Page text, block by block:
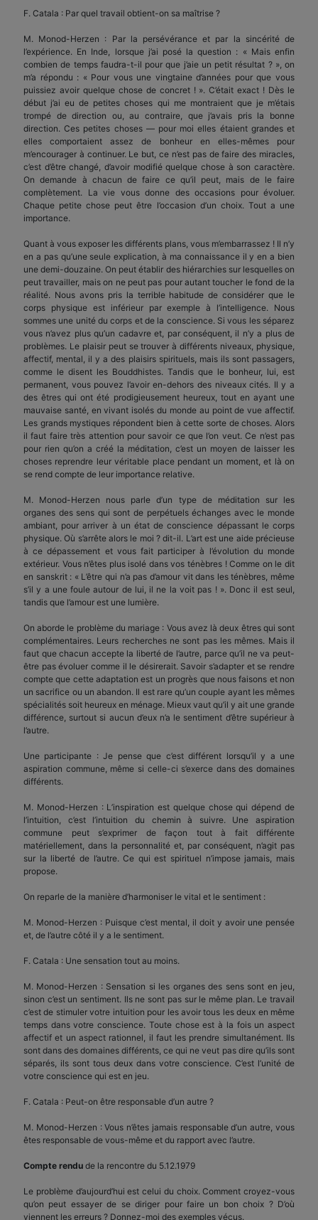
F. Catala : Par quel travail obtient-on sa maîtrise ?
M. Monod-Herzen : Par la persévérance et par la sincérité de
l’expérience. En Inde, lorsque j’ai posé la question : « Mais enfin
combien de temps faudra-t-il pour que j’aie un petit résultat ? », on
m’a répondu : « Pour vous une vingtaine d’années pour que vous
puissiez avoir quelque chose de concret ! ». C’était exact ! Dès le
début j’ai eu de petites choses qui me montraient que je m’étais
trompé de direction ou, au contraire, que j’avais pris la bonne
direction. Ces petites choses — pour moi elles étaient grandes et
elles comportaient assez de bonheur en elles-mêmes pour
m’encourager à continuer. Le but, ce n’est pas de faire des miracles,
c’est d’être changé, d’avoir modifié quelque chose à son caractère.
On demande à chacun de faire ce qu’il peut, mais de le faire
complètement. La vie vous donne des occasions pour évoluer.
Chaque petite chose peut être l’occasion d’un choix. Tout a une
importance.
Quant à vous exposer les différents plans, vous m’embarrassez ! Il n’y
en a pas qu’une seule explication, à ma connaissance il y en a bien
une demi-douzaine. On peut établir des hiérarchies sur lesquelles on
peut travailler, mais on ne peut pas pour autant toucher le fond de la
réalité. Nous avons pris la terrible habitude de considérer que le
corps physique est inférieur par exemple à l’intelligence. Nous
sommes une unité du corps et de la conscience. Si vous les séparez
vous n’avez plus qu’un cadavre et, par conséquent, il n’y a plus de
problèmes. Le plaisir peut se trouver à différents niveaux, physique,
affectif, mental, il y a des plaisirs spirituels, mais ils sont passagers,
comme le disent les Bouddhistes. Tandis que le bonheur, lui, est
permanent, vous pouvez l’avoir en-dehors des niveaux cités. Il y a
des êtres qui ont été prodigieusement heureux, tout en ayant une
mauvaise santé, en vivant isolés du monde au point de vue affectif.
Les grands mystiques répondent bien à cette sorte de choses. Alors
il faut faire très attention pour savoir ce que l’on veut. Ce n’est pas
pour rien qu’on a créé la méditation, c’est un moyen de laisser les
choses reprendre leur véritable place pendant un moment, et là on
se rend compte de leur importance relative.
M. Monod-Herzen nous parle d’un type de méditation sur les
organes des sens qui sont de perpétuels échanges avec le monde
ambiant, pour arriver à un état de conscience dépassant le corps
physique. Où s’arrête alors le moi ? dit-il. L’art est une aide précieuse
à ce dépassement et vous fait participer à l’évolution du monde
extérieur. Vous n’êtes plus isolé dans vos ténèbres ! Comme on le dit
en sanskrit : « L’être qui n’a pas d’amour vit dans les ténèbres, même
s’il y a une foule autour de lui, il ne la voit pas ! ». Donc il est seul,
tandis que l’amour est une lumière.
On aborde le problème du mariage : Vous avez là deux êtres qui sont
complémentaires. Leurs recherches ne sont pas les mêmes. Mais il
faut que chacun accepte la liberté de l’autre, parce qu’il ne va peut-
être pas évoluer comme il le désirerait. Savoir s’adapter et se rendre
compte que cette adaptation est un progrès que nous faisons et non
un sacrifice ou un abandon. Il est rare qu’un couple ayant les mêmes
spécialités soit heureux en ménage. Mieux vaut qu’il y ait une grande
différence, surtout si aucun d’eux n’a le sentiment d’être supérieur à
l’autre.
Une participante : Je pense que c’est différent lorsqu’il y a une
aspiration commune, même si celle-ci s’exerce dans des domaines
différents.
M. Monod-Herzen : L’inspiration est quelque chose qui dépend de
l’intuition, c’est l’intuition du chemin à suivre. Une aspiration
commune peut s’exprimer de façon tout à fait différente
matériellement, dans la personnalité et, par conséquent, n’agit pas
sur la liberté de l’autre. Ce qui est spirituel n’impose jamais, mais
propose.
On reparle de la manière d’harmoniser le vital et le sentiment :
M. Monod-Herzen : Puisque c’est mental, il doit y avoir une pensée
et, de l’autre côté il y a le sentiment.
F. Catala : Une sensation tout au moins.
M. Monod-Herzen : Sensation si les organes des sens sont en jeu,
sinon c’est un sentiment. Ils ne sont pas sur le même plan. Le travail
c’est de stimuler votre intuition pour les avoir tous les deux en même
temps dans votre conscience. Toute chose est à la fois un aspect
affectif et un aspect rationnel, il faut les prendre simultanément. Ils
sont dans des domaines différents, ce qui ne veut pas dire qu’ils sont
séparés, ils sont tous deux dans votre conscience. C’est l’unité de
votre conscience qui est en jeu.
F. Catala : Peut-on être responsable d’un autre ?
M. Monod-Herzen : Vous n’êtes jamais responsable d’un autre, vous
êtes responsable de vous-même et du rapport avec l’autre.
Compte rendu de la rencontre du 5.12.1979
Le problème d’aujourd’hui est celui du choix. Comment croyez-vous
qu’on peut essayer de se diriger pour faire un bon choix ? D’où
viennent les erreurs ? Donnez-moi des exemples vécus.